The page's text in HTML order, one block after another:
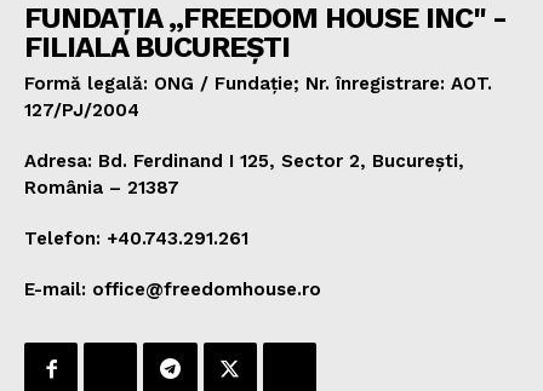
FUNDAȚIA „FREEDOM HOUSE INC" -
FILIALA BUCUREȘTI
Formă legală: ONG / Fundație; Nr. înregistrare: AOT.
127/PJ/2004
Adresa: Bd. Ferdinand I 125, Sector 2, București,
România – 21387
Telefon: +40.743.291.261
E-mail: office@freedomhouse.ro